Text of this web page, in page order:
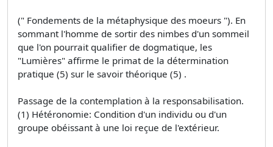
(" Fondements de la métaphysique des moeurs "). En
sommant l'homme de sortir des nimbes d'un sommeil
que l'on pourrait qualifier de dogmatique, les
"Lumières" affirme le primat de la détermination
pratique (5) sur le savoir théorique (5) .
Passage de la contemplation à la responsabilisation.
(1) Hétéronomie: Condition d'un individu ou d'un
groupe obéissant à une loi reçue de l'extérieur.